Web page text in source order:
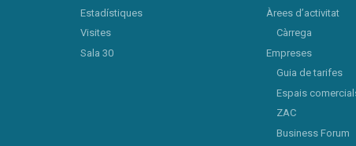
Estadístiques
Visites
Sala 30
Àrees d’activitat
Càrrega
Empreses
Guia de tarifes
Espais
ZAC
Business Forum